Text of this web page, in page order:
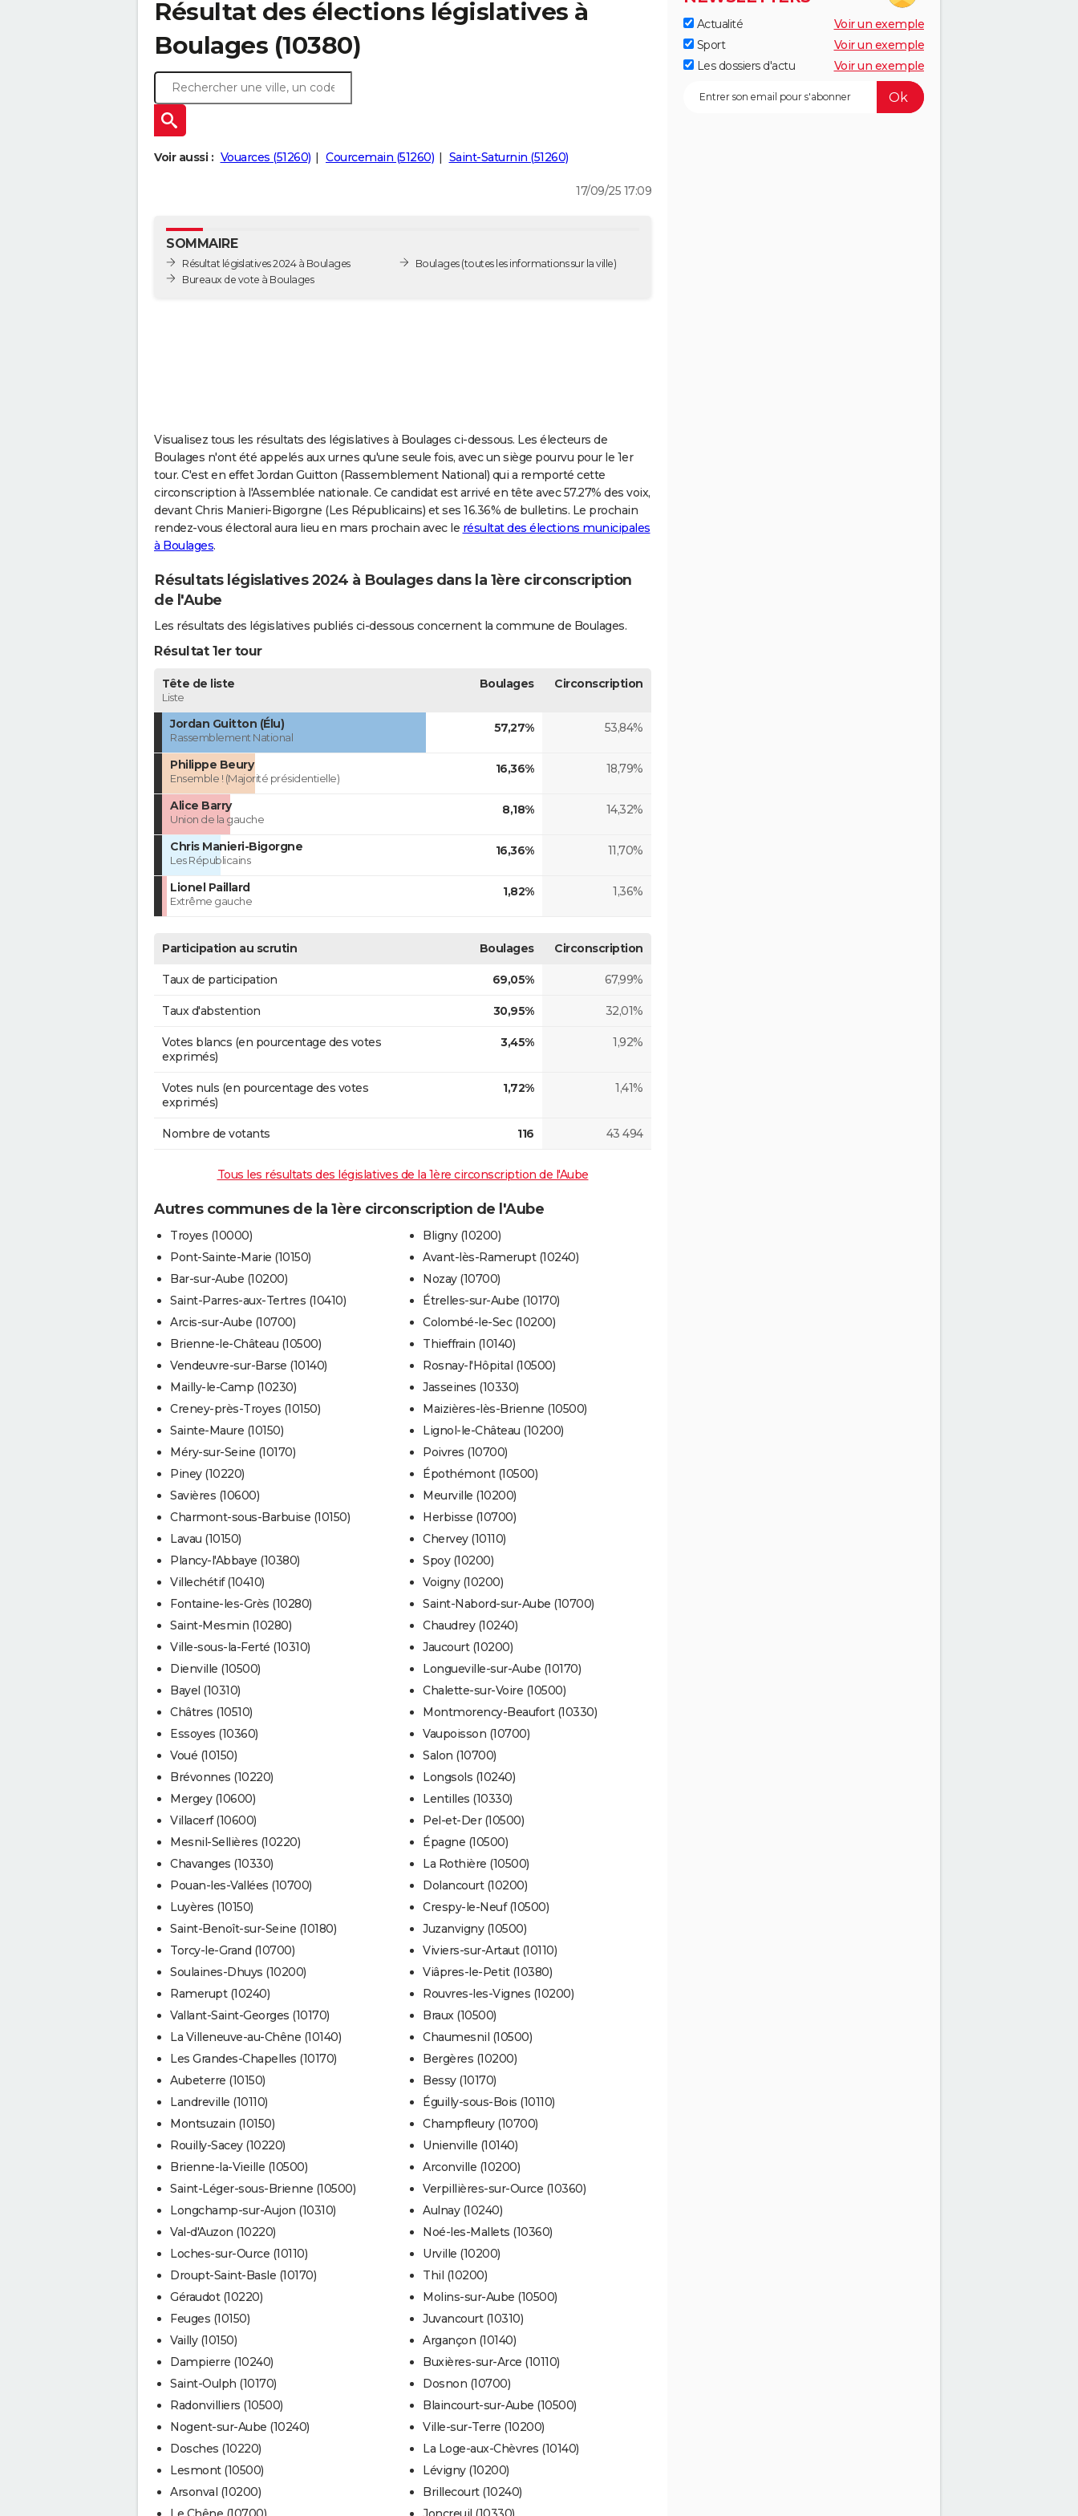
Résultat des élections législatives à
Boulages (10380)
Voir aussi : Vouarces (51260) Courcemain (51260) Saint-Saturnin (51260)
17/09/25 17:09
SOMMAIRE
Résultat législatives 2024 à Boulages
Bureaux de vote à Boulages
Boulages(toutes les informations sur la ville)
Visualisez tous les résultats des législatives à Boulages ci-dessous. Les électeurs de
Boulages n'ont été appelés aux urnes qu'une seule fois, avec un siège pourvu pour le 1er
tour. C'est en effet Jordan Guitton (Rassemblement National) qui a remporté cette
circonscription à l'Assemblée nationale. Ce candidat est arrivé en tête avec 57.27% des voix,
devant Chris Manieri-Bigorgne (Les Républicains) et ses 16.36% de bulletins. Le prochain
rendez-vous électoral aura lieu en mars prochain avec le résultat des élections municipales
à Boulages.
Résultats législatives 2024 à Boulages dans la 1ère circonscription
de l'Aube
Les résultats des législatives publiés ci-dessous concernent la commune de Boulages.
Résultat 1er tour
Tête de liste
Liste
Boulages Circonscription
Jordan Guitton (Élu)
Rassemblement National
57,27% 53,84%
Philippe Beury
Ensemble ! (Majorité présidentielle)
16,36% 18,79%
Alice Barry
Union de la gauche
8,18% 14,32%
Chris Manieri-Bigorgne
Les Républicains
16,36% 11,70%
Lionel Paillard
Extrême gauche
1,82% 1,36%
Participation au scrutin Boulages Circonscription
Taux de participation 69,05% 67,99%
Taux d'abstention 30,95% 32,01%
Votes blancs (en pourcentage des votes
exprimés)
3,45% 1,92%
Votes nuls (en pourcentage des votes
exprimés)
1,72% 1,41%
Nombre de votants 116 43 494
Tous les résultats des législatives de la 1ère circonscription de l'Aube
Autres communes de la 1ère circonscription de l'Aube
Troyes (10000)
Pont-Sainte-Marie (10150)
Bar-sur-Aube (10200)
Saint-Parres-aux-Tertres (10410)
Arcis-sur-Aube (10700)
Brienne-le-Château (10500)
Vendeuvre-sur-Barse (10140)
Mailly-le-Camp (10230)
Creney-près-Troyes (10150)
Sainte-Maure (10150)
Méry-sur-Seine (10170)
Piney (10220)
Savières (10600)
Charmont-sous-Barbuise (10150)
Lavau (10150)
Plancy-l'Abbaye (10380)
Villechétif (10410)
Fontaine-les-Grès (10280)
Saint-Mesmin (10280)
Ville-sous-la-Ferté (10310)
Dienville (10500)
Bayel (10310)
Châtres (10510)
Essoyes (10360)
Voué (10150)
Brévonnes (10220)
Mergey (10600)
Villacerf (10600)
Mesnil-Sellières (10220)
Chavanges (10330)
Pouan-les-Vallées (10700)
Luyères (10150)
Saint-Benoît-sur-Seine (10180)
Torcy-le-Grand (10700)
Soulaines-Dhuys (10200)
Ramerupt (10240)
Vallant-Saint-Georges (10170)
La Villeneuve-au-Chêne (10140)
Les Grandes-Chapelles (10170)
Aubeterre (10150)
Landreville (10110)
Montsuzain (10150)
Rouilly-Sacey (10220)
Brienne-la-Vieille (10500)
Saint-Léger-sous-Brienne (10500)
Longchamp-sur-Aujon (10310)
Val-d'Auzon (10220)
Loches-sur-Ource (10110)
Droupt-Saint-Basle (10170)
Géraudot (10220)
Feuges (10150)
Vailly (10150)
Dampierre (10240)
Saint-Oulph (10170)
Radonvilliers (10500)
Nogent-sur-Aube (10240)
Dosches (10220)
Lesmont (10500)
Arsonval (10200)
Bligny (10200)
Avant-lès-Ramerupt (10240)
Nozay (10700)
Étrelles-sur-Aube (10170)
Colombé-le-Sec (10200)
Thieffrain (10140)
Rosnay-l'Hôpital (10500)
Jasseines (10330)
Maizières-lès-Brienne (10500)
Lignol-le-Château (10200)
Poivres (10700)
Épothémont (10500)
Meurville (10200)
Herbisse (10700)
Chervey (10110)
Spoy (10200)
Voigny (10200)
Saint-Nabord-sur-Aube (10700)
Chaudrey (10240)
Jaucourt (10200)
Longueville-sur-Aube (10170)
Chalette-sur-Voire (10500)
Montmorency-Beaufort (10330)
Vaupoisson (10700)
Salon (10700)
Longsols (10240)
Lentilles (10330)
Pel-et-Der (10500)
Épagne (10500)
La Rothière (10500)
Dolancourt (10200)
Crespy-le-Neuf (10500)
Juzanvigny (10500)
Viviers-sur-Artaut (10110)
Viâpres-le-Petit (10380)
Rouvres-les-Vignes (10200)
Braux (10500)
Chaumesnil (10500)
Bergères (10200)
Bessy (10170)
Éguilly-sous-Bois (10110)
Champfleury (10700)
Unienville (10140)
Arconville (10200)
Verpillières-sur-Ource (10360)
Aulnay (10240)
Noé-les-Mallets (10360)
Urville (10200)
Thil (10200)
Molins-sur-Aube (10500)
Juvancourt (10310)
Argançon (10140)
Buxières-sur-Arce (10110)
Dosnon (10700)
Blaincourt-sur-Aube (10500)
Ville-sur-Terre (10200)
La Loge-aux-Chèvres (10140)
Lévigny (10200)
Brillecourt (10240)
Actualité
Voir un exemple
Sport
Voir un exemple
Les dossiers d'actu
Voir un exemple